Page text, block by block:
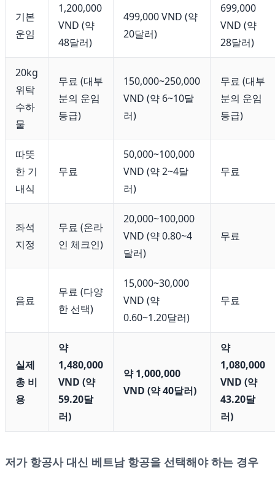
기본
운임
1,200,000
VND (약
48달러)
499,000 VND (약
20달러)
699,000
VND (약
28달러)
20kg
위탁
수하
물
무료 (대부
분의 운임
등급)
150,000~250,000
VND (약 6~10달
러)
무료 (대부
분의 운임
등급)
따뜻
한 기
내식
무료
50,000~100,000
VND (약 2~4달
러)
무료
좌석
지정
무료 (온라
인 체크인)
20,000~100,000
VND (약 0.80~4
달러)
무료
음료
무료 (다양
한 선택)
15,000~30,000
VND (약
0.60~1.20달러)
무료
실제
총 비
용
약
1,480,000
VND (약
59.20달
러)
약 1,000,000
VND (약 40달러)
약
1,080,000
VND (약
43.20달
러)
저가 항공사 대신 베트남 항공을 선택해야 하는 경우